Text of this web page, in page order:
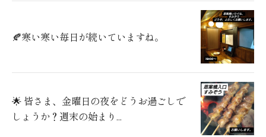
🍂寒い寒い毎日が続いていますね。
🌟 皆さま、金曜日の夜をどうお過ごしで
しょうか？週末の始まり...